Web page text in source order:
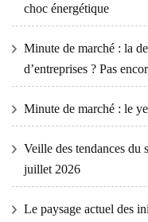
choc énergétique
Minute de marché : la
d’entreprises ? Pas
Minute de marché : le
Veille des tendances du
juillet 2026
Le paysage actuel des